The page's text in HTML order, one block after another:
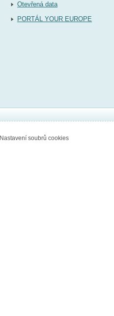
Otevřená data
PORTÁL YOUR EUROPE
Nastavení soubrů cookies